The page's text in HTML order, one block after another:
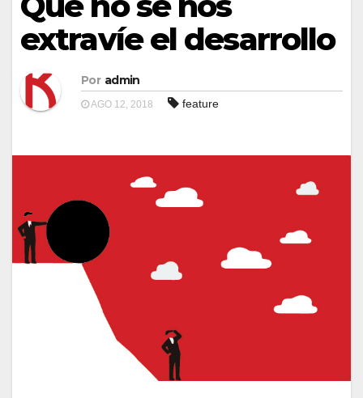
extravíe el desarrollo
Por admin
AGO 12, 2018 feature